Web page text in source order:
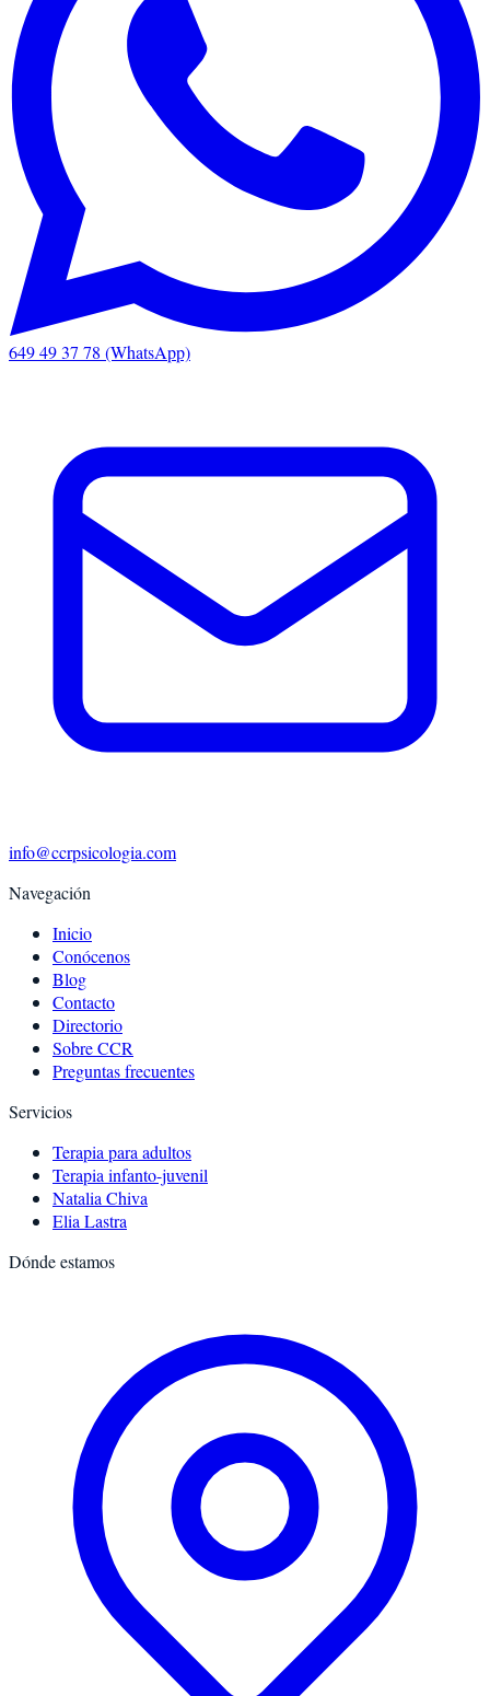
649 49 37 78 (WhatsApp)
info@ccrpsicologia.com
Navegación
Inicio
Conócenos
Blog
Contacto
Directorio
Sobre CCR
Preguntas frecuentes
Servicios
Terapia para adultos
Terapia infanto-juvenil
Natalia Chiva
Elia Lastra
Dónde estamos